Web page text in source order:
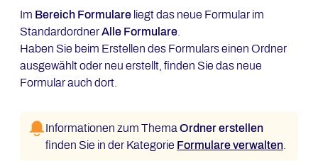
Im Bereich Formulare liegt das neue Formular im
StandardordnerAlle Formulare
Haben Sie beim Erstellen des Formulars einen Ordner
ausgewählt oder neu erstellt, finden Sie das neue
Formular auch dort.
Informationen zum Thema Ordner erstellen
finden Sie in der Kategorie Formulare verwalten